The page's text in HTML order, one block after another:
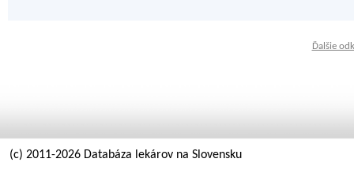
Ďalšie
(c) 2011-2026 Databáza lekárov na Slovensku